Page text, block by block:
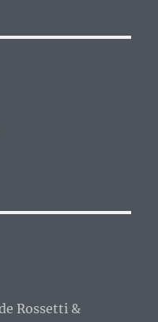
Rossetti &